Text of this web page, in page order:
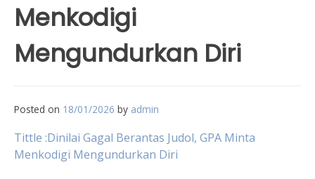
Menkodigi
Mengundurkan Diri
Posted on 18/01/2026 by admin
Tittle :Dinilai Gagal Berantas Judol, GPA Minta
Menkodigi Mengundurkan Diri